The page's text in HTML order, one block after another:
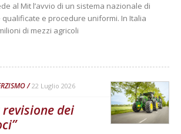
al Mit l’avvio di un sistema nazionale di
e procedure uniformi. In Italia
di mezzi agricoli
22 Luglio 2026
dei